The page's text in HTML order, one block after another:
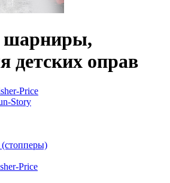
шарниры,
детских оправ
Price
Story
Price